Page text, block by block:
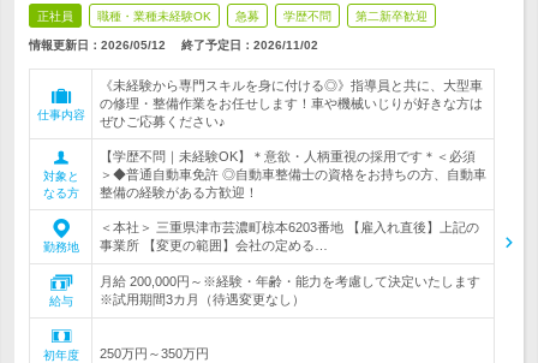
正社員 職種・業種未経験OK 急募 学歴不問 第二新卒歓迎
情報更新日：2026/05/12 終了予定日： 2026/11/02
仕事内容
《未経験から専門スキルを身に付ける◎》指導員と共に、大型車
の修理・整備作業をお任せします！車や機械いじりが好きな方は
ぜひご応募ください♪
対象と
なる方
【学歴不問｜未経験OK】＊意欲・人柄重視の採用です＊＜必須
＞◆普通自動車免許 ◎自動車整備士の資格をお持ちの方、自動車
整備の経験がある方歓迎！
勤務地
＜本社＞ 三重県津市芸濃町椋本6203番地 【雇入れ直後】上記の
事業所 【変更の範囲】会社の定める…
給与
月給 200,000円～※経験・年齢・能力を考慮して決定いたします
※試用期間3カ月（待遇変更なし）
初年度
250万円～350万円